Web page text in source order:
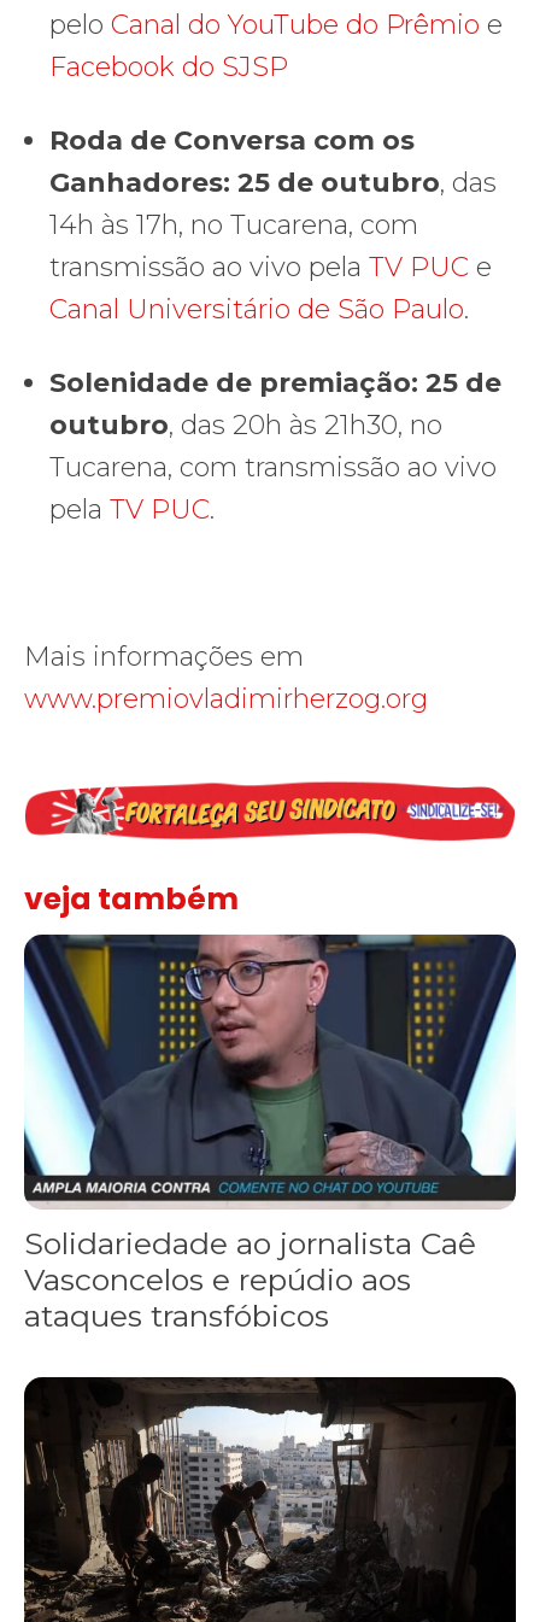
pelo Canal do YouTube do Prêmio e
Facebook do SJSP
Roda de Conversa com os
Ganhadores: 25 de outubro, das
14h às 17h, no Tucarena, com
transmissão ao vivo pela TV PUC e
Canal Universitário de São Paulo.
Solenidade de premiação: 25 de
outubro, das 20h às 21h30, no
Tucarena, com transmissão ao vivo
pela TV PUC.
Mais informações em
www.premiovladimirherzog.org
veja também
Solidariedade ao jornalista Caê Vasconcelos e repúdio aos
Solidariedade ao jornalista Caê
Vasconcelos e repúdio aos
ataques transfóbicos
“Funeral para toda Gaza” — enquanto o Conselho da Paz